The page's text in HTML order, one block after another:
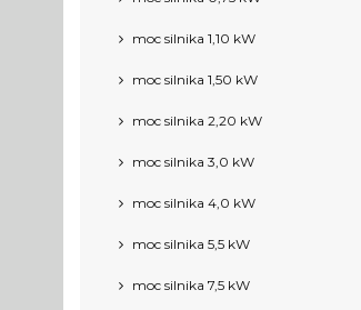
moc silnika 1,10 kW
moc silnika 1,50 kW
moc silnika 2,20 kW
moc silnika 3,0 kW
moc silnika 4,0 kW
moc silnika 5,5 kW
moc silnika 7,5 kW